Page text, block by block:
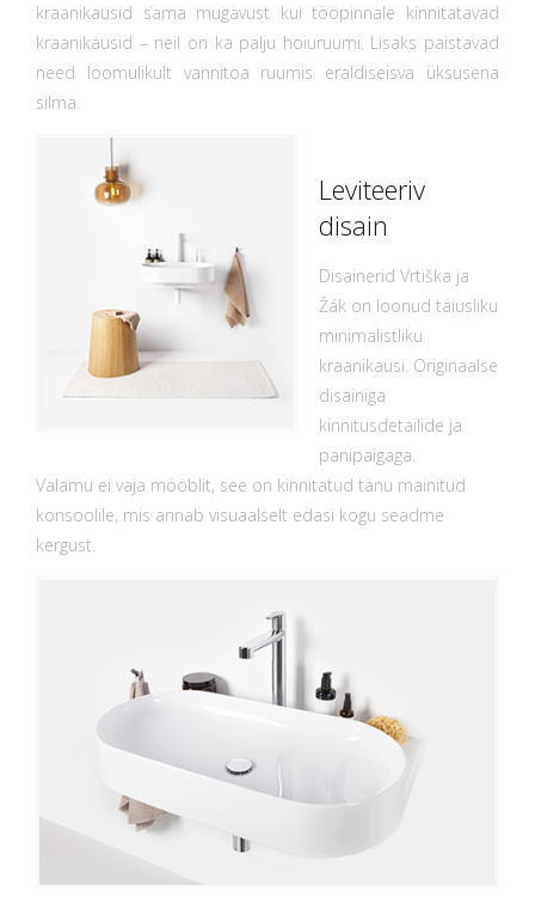
kraanikausid sama mugavust kui tööpinnale kinnitatavad
kraanikausid – neil on ka palju hoiuruumi. Lisaks paistavad
need loomulikult vannitoa ruumis eraldiseisva üksusena
silma.
Leviteeriv
disain
Disainerid Vrtiška ja
Žák on loonud täiusliku
minimalistliku
kraanikausi. Originaalse
disainiga
kinnitusdetailide ja
panipaigaga.
Valamu ei vaja mööblit, see on kinnitatud tänu mainitud
konsoolile, mis annab visuaalselt edasi kogu seadme
kergust.